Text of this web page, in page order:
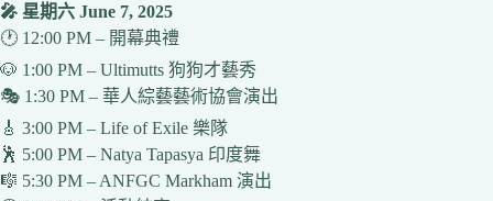
🎤 星期六 June 7, 2025
🕐 12:00 PM – 開幕典禮
🐶 1:00 PM – Ultimutts 狗狗才藝秀
🎭 1:30 PM – 華人綜藝藝術協會演出
🎸 3:00 PM – Life of Exile 樂隊
🕺 5:00 PM – Natya Tapasya 印度舞
🎼 5:30 PM – ANFGC Markham 演出